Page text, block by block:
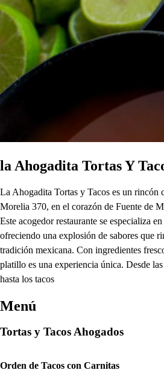
la Ahogadita Tortas Y
La Ahogadita Tortas y Tacos es un rincón
Morelia 370, en el corazón de Fuente de
Este acogedor restaurante se especializa
ofreciendo una explosión de sabores que
tradición mexicana. Con ingredientes
platillo es una experiencia única. Desde
hasta los tacos
Menú
Tortas y Tacos Ahogados
Orden de Tacos con Carnitas